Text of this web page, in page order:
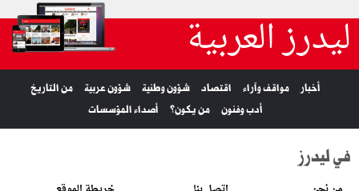
ليدرز العربية
أخبار مواقف وآراء اقتصاد شؤون وطنية شؤون عربية
من التاريخ
أدب وفنون
من يكون؟ أصداء المؤسسات
في ليدرز